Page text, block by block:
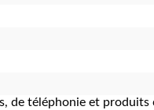
de téléphonie et produits